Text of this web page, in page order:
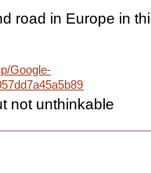
road in Europe in
Google-
not unthinkable